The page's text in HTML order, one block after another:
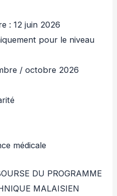
: 12 juin 2026
pour le niveau
/ octobre 2026
médicale
DU PROGRAMME
MALAISIEN